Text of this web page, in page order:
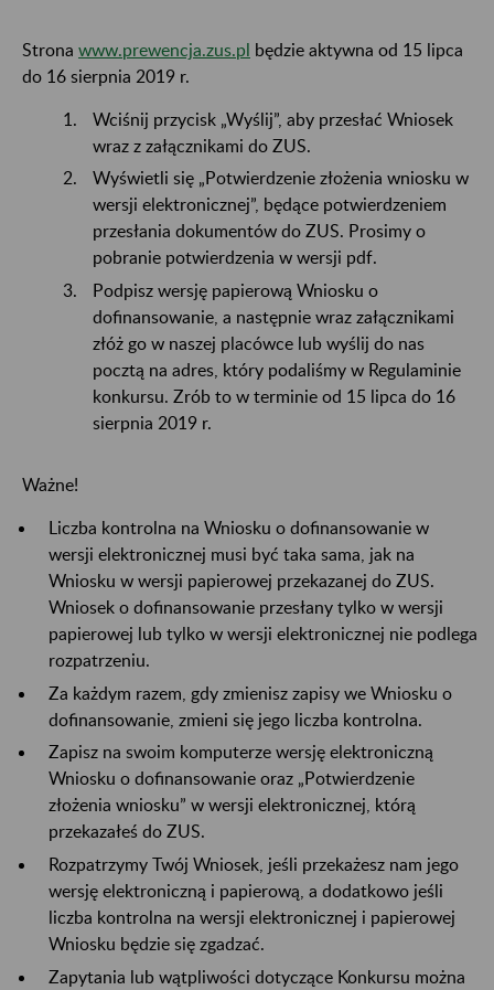
Strona www.prewencja.zus.pl będzie aktywna od 15 lipca
do 16 sierpnia 2019 r.
Wciśnij przycisk „Wyślij”, aby przesłać Wniosek
wraz z załącznikami do ZUS.
Wyświetli się „Potwierdzenie złożenia wniosku w
wersji elektronicznej”, będące potwierdzeniem
przesłania dokumentów do ZUS. Prosimy o
pobranie potwierdzenia w wersji pdf.
Podpisz wersję papierową Wniosku o
dofinansowanie, a następnie wraz załącznikami
złóż go w naszej placówce lub wyślij do nas
pocztą na adres, który podaliśmy w Regulaminie
konkursu. Zrób to w terminie od 15 lipca do 16
sierpnia 2019 r.
Ważne!
Liczba kontrolna na Wniosku o dofinansowanie w
wersji elektronicznej musi być taka sama, jak na
Wniosku w wersji papierowej przekazanej do ZUS.
Wniosek o dofinansowanie przesłany tylko w wersji
papierowej lub tylko w wersji elektronicznej nie podlega
rozpatrzeniu.
Za każdym razem, gdy zmienisz zapisy we Wniosku o
dofinansowanie, zmieni się jego liczba kontrolna.
Zapisz na swoim komputerze wersję elektroniczną
Wniosku o dofinansowanie oraz „Potwierdzenie
złożenia wniosku” w wersji elektronicznej, którą
przekazałeś do ZUS.
Rozpatrzymy Twój Wniosek, jeśli przekażesz nam jego
wersję elektroniczną i papierową, a dodatkowo jeśli
liczba kontrolna na wersji elektronicznej i papierowej
Wniosku będzie się zgadzać.
Zapytania lub wątpliwości dotyczące Konkursu można